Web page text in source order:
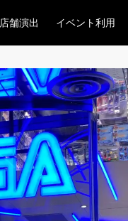
店舗演出 イベント利用